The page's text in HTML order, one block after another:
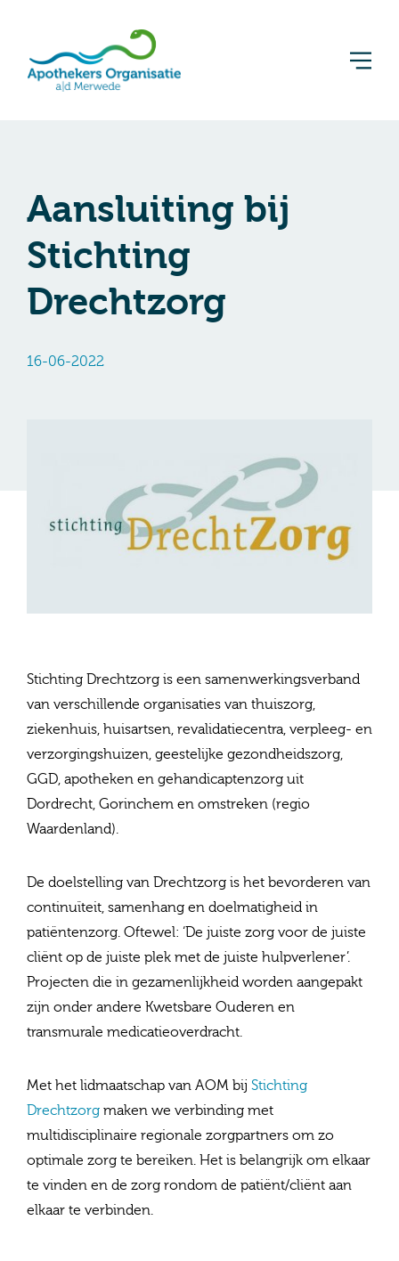
Aansluiting bij
Stichting
Drechtzorg
16-06-2022
Stichting Drechtzorg is een samenwerkingsverband
van verschillende organisaties van thuiszorg,
ziekenhuis, huisartsen, revalidatiecentra, verpleeg- en
verzorgingshuizen, geestelijke gezondheidszorg,
GGD, apotheken en gehandicaptenzorg uit
Dordrecht, Gorinchem en omstreken (regio
Waardenland).
De doelstelling van Drechtzorg is het bevorderen van
continuïteit, samenhang en doelmatigheid in
patiëntenzorg. Oftewel: ‘De juiste zorg voor de juiste
cliënt op de juiste plek met de juiste hulpverlener’.
Projecten die in gezamenlijkheid worden aangepakt
zijn onder andere Kwetsbare Ouderen en
transmurale medicatieoverdracht.
Met het lidmaatschap van AOM bij Stichting
Drechtzorg maken we verbinding met
multidisciplinaire regionale zorgpartners om zo
optimale zorg te bereiken. Het is belangrijk om elkaar
te vinden en de zorg rondom de patiënt/cliënt aan
elkaar te verbinden.